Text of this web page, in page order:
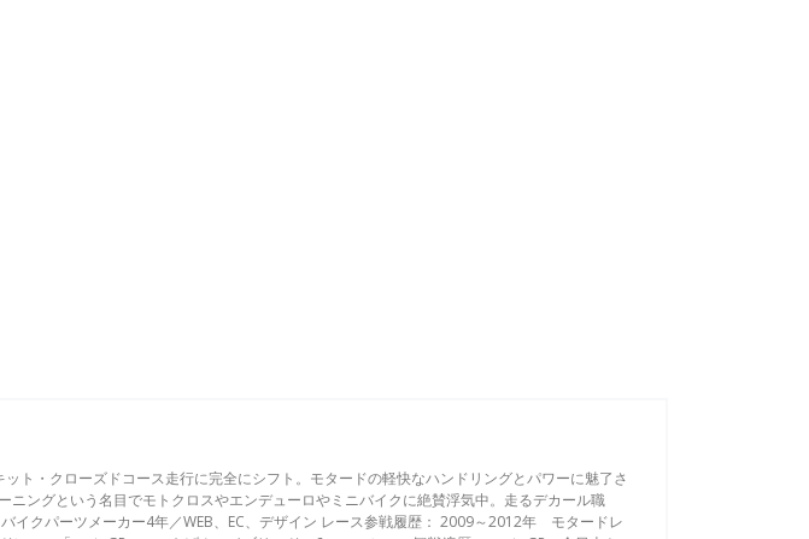
ト・クローズドコース走行に完全にシフト。モタードの軽快なハンドリングとパワーに魅了さ
ングという名目でモトクロスやエンデューロやミニバイクに絶賛浮気中。走るデカール職
イクパーツメーカー4年／WEB、EC、デザイン レース参戦履歴： 2009～2012年 モタードレ